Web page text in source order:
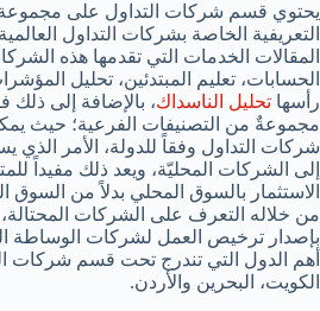
يحتوي قسم شركات التداول على مجموعة
التعريفية الخاصة بشركات التداول
المقالات الخدمات التي تقدمها هذه
الحسابات، تعليم المبتدئين، تحليل
رأسها تحليل الناسداك، بالإضافة إلى ذلك
مجموعةٌ من التصنيفات الفرعية؛ حيث
شركات التداول وفقاً للدولة، الأمر
إلى الشركات المحليّة، ويعد ذلك مفيداً
الاستثمار بالسوق المحلي بدلاً من السوق
من خلاله التعرف على الشركات المحتالة،
بإصدار ترخيص العمل لشركات الوساطة
أهم الدول التي تندرج تحت قسم شركات
الكويت، البحرين والأردن.